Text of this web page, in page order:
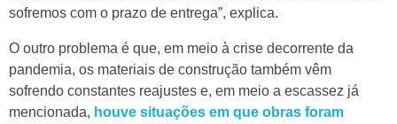
sofremos com o prazo de entrega”, explica.
O outro problema é que, em meio à crise decorrente da
pandemia, os materiais de construção também vêm
sofrendo constantes reajustes e, em meio a escassez já
mencionada, houve situações em que obras foram